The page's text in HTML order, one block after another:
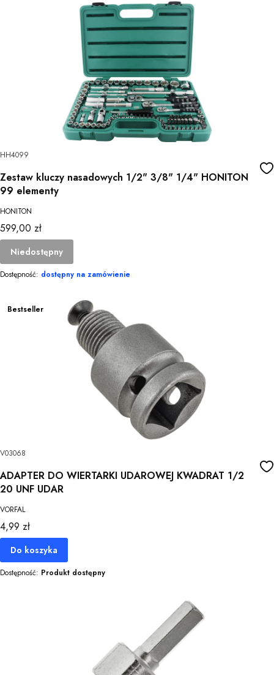
HH4099
Zestaw kluczy nasadowych 1/2" 3/8" 1/4" HONITON
99 elementy
HONITON
Cena
599,00 zł
Niedostępny
Dostępność: dostępny na zamówienie
Bestseller
V03068
ADAPTER DO WIERTARKI UDAROWEJ KWADRAT 1/2
20 UNF UDAR
VORFAL
Cena
4,99 zł
Do koszyka
Dostępność: Produkt dostępny